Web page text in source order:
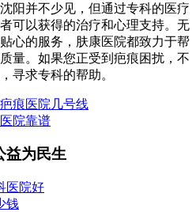
并不少见，但通过专科的医疗
可以获得的治疗和心理支持。无
心的服务，肤康医院都致力于帮
量。如果您正受到疤痕困扰，不
寻求专科的帮助。
痕医院几号线
院靠谱
益为民生
医院好
钱